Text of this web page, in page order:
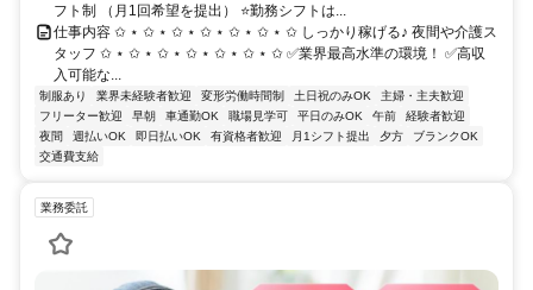
フト制 （月1回希望を提出） ⭐勤務シフトは...
仕事内容 ✩ ⋆ ✩ ⋆ ✩ ⋆ ✩ ⋆ ✩ ⋆ ✩ ⋆ ✩ しっかり稼げる♪ 夜間や介護ス
タッフ ✩ ⋆ ✩ ⋆ ✩ ⋆ ✩ ⋆ ✩ ⋆ ✩ ⋆ ✩ ✅業界最高水準の環境！ ✅高収
入可能な...
制服あり 業界未経験者歓迎 変形労働時間制 土日祝のみOK
主婦・主夫歓迎
フリーター歓迎
早朝 車通勤OK 職場見学可 平日のみOK 午前
経験者歓迎
夜間
週払いOK 即日払いOK 有資格者歓迎 月1シフト提出 夕方
ブランクOK
交通費支給
業務委託